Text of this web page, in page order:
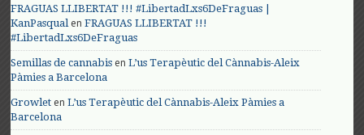
FRAGUAS LLIBERTAT !!! #LibertadLxs6DeFraguas |
KanPasqualenFRAGUAS LLIBERTAT !!!
#LibertadLxs6DeFraguas
Semillas de cannabis enL’us Terapèutic del Cànnabis-Aleix
Pàmies a Barcelona
Growlet enL’us Terapèutic del Cànnabis-Aleix Pàmies a
Barcelona